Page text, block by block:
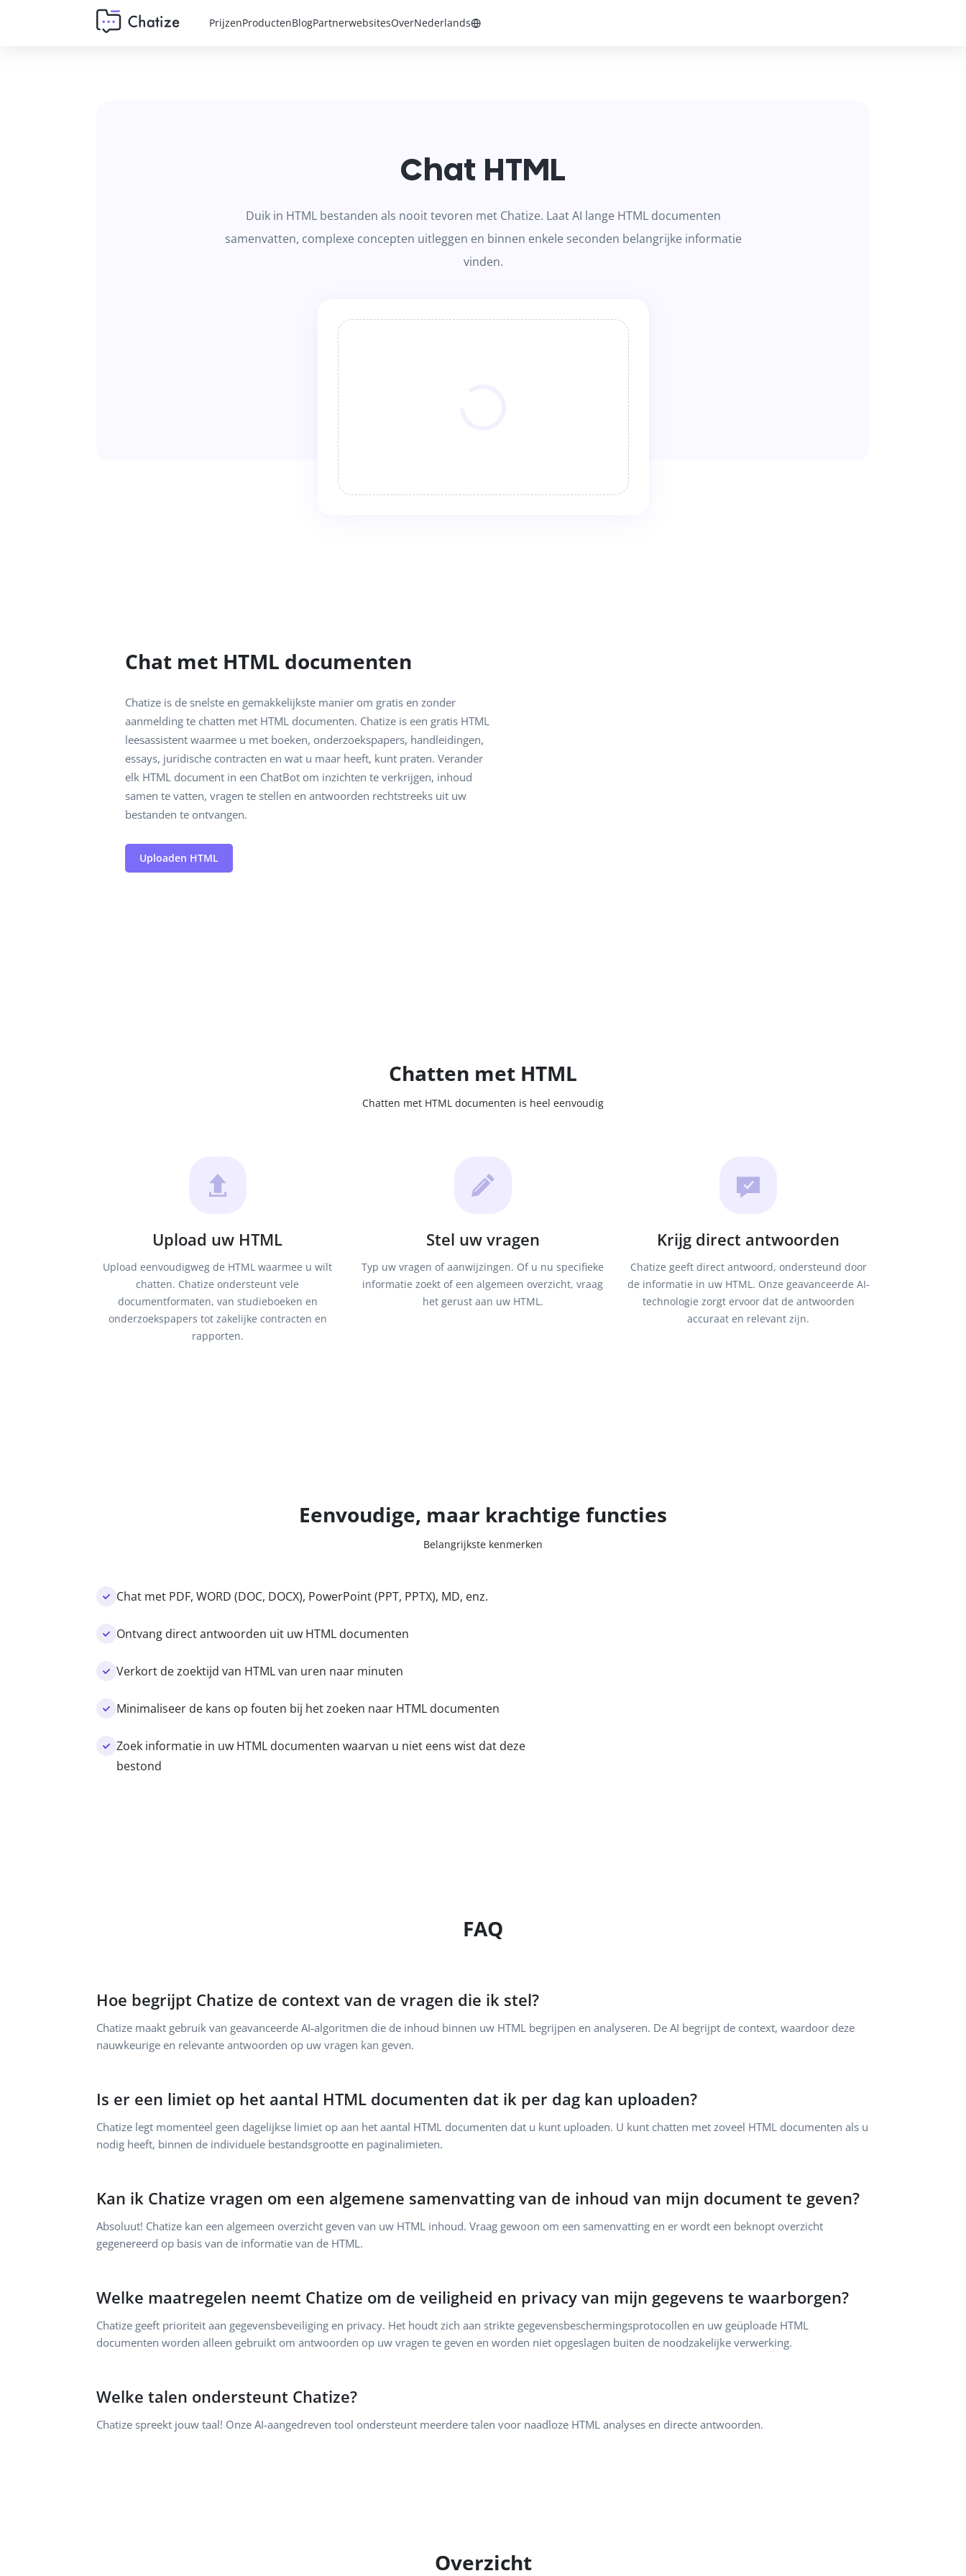
PrijzenProductenBlogPartnerwebsitesOverNederlands
Chat HTML
Duik in HTML bestanden als nooit tevoren met Chatize. Laat AI lange HTML documenten
samenvatten, complexe concepten uitleggen en binnen enkele seconden belangrijke informatie
vinden.
Chat met HTML documenten
Chatize is de snelste en gemakkelijkste manier om gratis en zonder
aanmelding te chatten met HTML documenten. Chatize is een gratis HTML
leesassistent waarmee u met boeken, onderzoekspapers, handleidingen,
essays, juridische contracten en wat u maar heeft, kunt praten. Verander
elk HTML document in een ChatBot om inzichten te verkrijgen, inhoud
samen te vatten, vragen te stellen en antwoorden rechtstreeks uit uw
bestanden te ontvangen.
Uploaden HTML
Chatten met HTML
Chatten met HTML documenten is heel eenvoudig
Upload uw HTML
Upload eenvoudigweg de HTML waarmee u wilt
chatten. Chatize ondersteunt vele
documentformaten, van studieboeken en
onderzoekspapers tot zakelijke contracten en
rapporten.
Stel uw vragen
Typ uw vragen of aanwijzingen. Of u nu specifieke
informatie zoekt of een algemeen overzicht, vraag
het gerust aan uw HTML.
Krijg direct antwoorden
Chatize geeft direct antwoord, ondersteund door
de informatie in uw HTML. Onze geavanceerde AI-
technologie zorgt ervoor dat de antwoorden
accuraat en relevant zijn.
Eenvoudige, maar krachtige functies
Belangrijkste kenmerken
Chat met PDF, WORD (DOC, DOCX), PowerPoint (PPT, PPTX), MD, enz.
Ontvang direct antwoorden uit uw HTML documenten
Verkort de zoektijd van HTML van uren naar minuten
Minimaliseer de kans op fouten bij het zoeken naar HTML documenten
Zoek informatie in uw HTML documenten waarvan u niet eens wist dat deze
bestond
FAQ
Hoe begrijpt Chatize de context van de vragen die ik stel?
Chatize maakt gebruik van geavanceerde AI-algoritmen die de inhoud binnen uw HTML begrijpen en analyseren. De AI begrijpt de context, waardoor deze
nauwkeurige en relevante antwoorden op uw vragen kan geven.
Is er een limiet op het aantal HTML documenten dat ik per dag kan uploaden?
Chatize legt momenteel geen dagelijkse limiet op aan het aantal HTML documenten dat u kunt uploaden. U kunt chatten met zoveel HTML documenten als u
nodig heeft, binnen de individuele bestandsgrootte en paginalimieten.
Kan ik Chatize vragen om een algemene samenvatting van de inhoud van mijn document te geven?
Absoluut! Chatize kan een algemeen overzicht geven van uw HTML inhoud. Vraag gewoon om een samenvatting en er wordt een beknopt overzicht
gegenereerd op basis van de informatie van de HTML.
Welke maatregelen neemt Chatize om de veiligheid en privacy van mijn gegevens te waarborgen?
Chatize geeft prioriteit aan gegevensbeveiliging en privacy. Het houdt zich aan strikte gegevensbeschermingsprotocollen en uw geüploade HTML
documenten worden alleen gebruikt om antwoorden op uw vragen te geven en worden niet opgeslagen buiten de noodzakelijke verwerking.
Welke talen ondersteunt Chatize?
Chatize spreekt jouw taal! Onze AI-aangedreven tool ondersteunt meerdere talen voor naadloze HTML analyses en directe antwoorden.
Overzicht